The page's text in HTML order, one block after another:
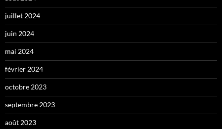
juillet 2024
juin 2024
mai 2024
février 2024
octobre 2023
septembre 2023
août 2023